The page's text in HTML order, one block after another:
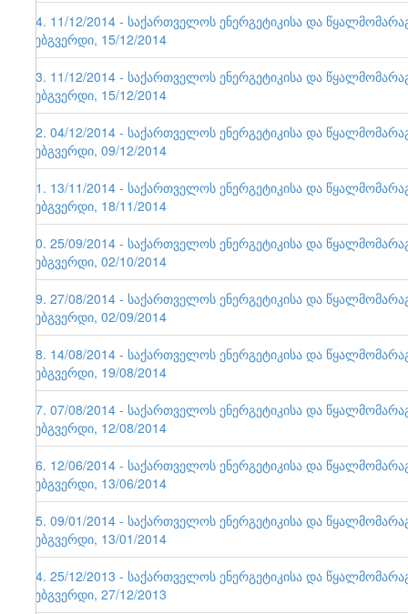
64. 11/12/2014 - საქართველოს ენერგეტიკისა და
ვებგვერდი, 15/12/2014
63. 11/12/2014 - საქართველოს ენერგეტიკისა და
ვებგვერდი, 15/12/2014
62. 04/12/2014 - საქართველოს ენერგეტიკისა და
ვებგვერდი, 09/12/2014
61. 13/11/2014 - საქართველოს ენერგეტიკისა და
ვებგვერდი, 18/11/2014
60. 25/09/2014 - საქართველოს ენერგეტიკისა და
ვებგვერდი, 02/10/2014
59. 27/08/2014 - საქართველოს ენერგეტიკისა და
ვებგვერდი, 02/09/2014
58. 14/08/2014 - საქართველოს ენერგეტიკისა და
ვებგვერდი, 19/08/2014
57. 07/08/2014 - საქართველოს ენერგეტიკისა და
ვებგვერდი, 12/08/2014
56. 12/06/2014 - საქართველოს ენერგეტიკისა და
ვებგვერდი, 13/06/2014
55. 09/01/2014 - საქართველოს ენერგეტიკისა და
ვებგვერდი, 13/01/2014
54. 25/12/2013 - საქართველოს ენერგეტიკისა და
ვებგვერდი, 27/12/2013